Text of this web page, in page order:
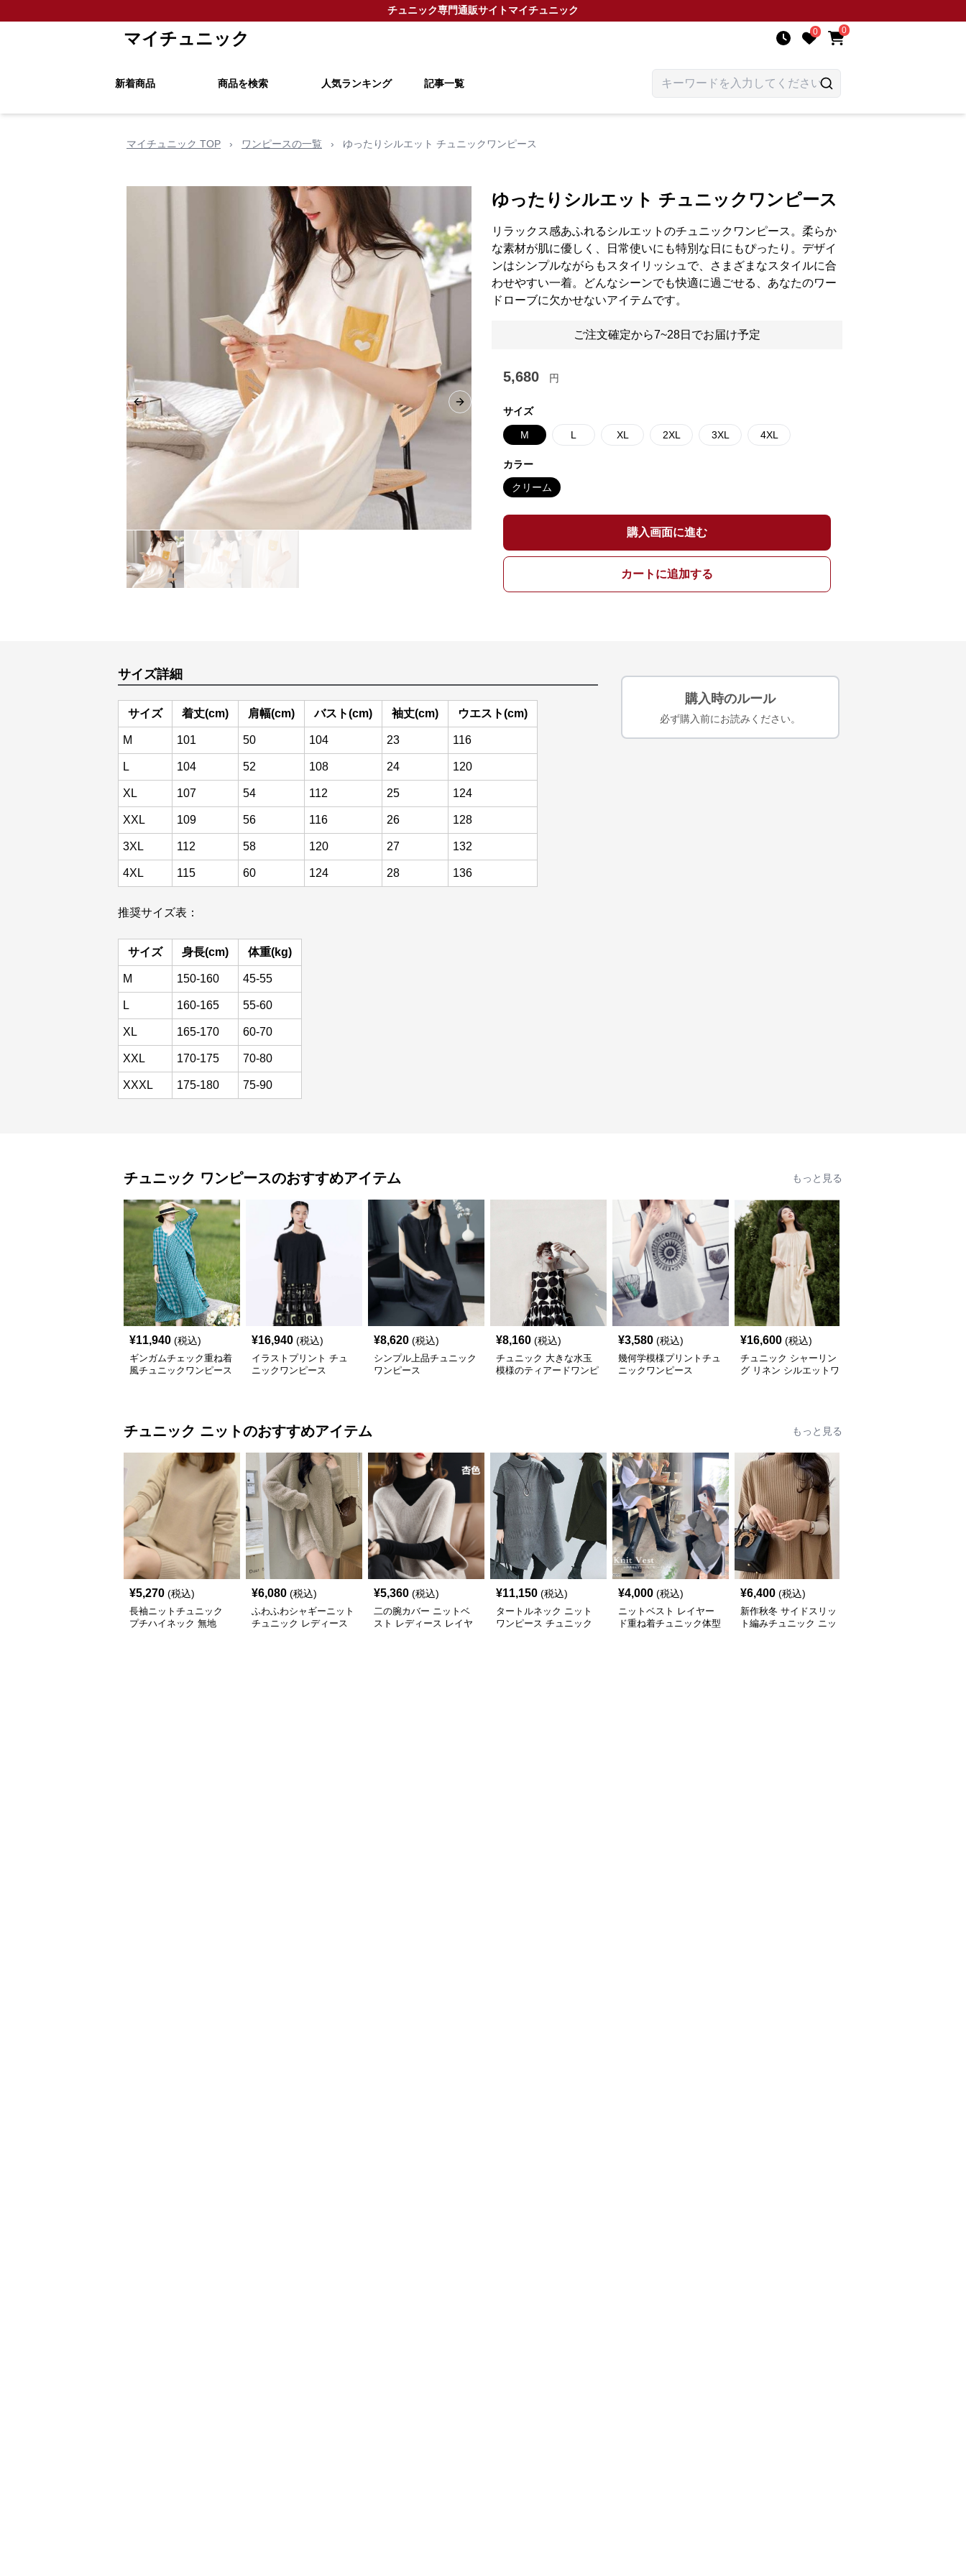
チュニック専門通販サイトマイチュニック
マイチュニック 0 0
新着商品 商品を検索 人気ランキング 記事一覧
マイチュニック TOP › ワンピースの一覧 › ゆったりシルエット チュニックワンピース
Previous slide Next slide
ゆったりシルエット チュニックワンピース
リラックス感あふれるシルエットのチュニックワンピース。柔らか
な素材が肌に優しく、日常使いにも特別な日にもぴったり。デザイ
ンはシンプルながらもスタイリッシュで、さまざまなスタイルに合
わせやすい一着。どんなシーンでも快適に過ごせる、あなたのワー
ドローブに欠かせないアイテムです。
ご注文確定から7~28日でお届け予定
5,680 円
サイズ
M L XL 2XL 3XL 4XL
カラー
クリーム
購入画面に進む
カートに追加する
サイズ詳細
サイズ 着丈(cm) 肩幅(cm) バスト(cm) 袖丈(cm) ウエスト(cm)
M 101 50 104 23 116
L 104 52 108 24 120
XL 107 54 112 25 124
XXL 109 56 116 26 128
3XL 112 58 120 27 132
4XL 115 60 124 28 136
推奨サイズ表：
サイズ 身長(cm) 体重(kg)
M 150-160 45-55
L 160-165 55-60
XL 165-170 60-70
XXL 170-175 70-80
XXXL 175-180 75-90
購入時のルール
必ず購入前にお読みください。
チュニック ワンピースのおすすめアイテム もっと見る
¥11,940 (税込)
ギンガムチェック重ね着
風チュニックワンピース
¥16,940 (税込)
イラストプリント チュ
ニックワンピース
¥8,620 (税込)
シンプル上品チュニック
ワンピース
¥8,160 (税込)
チュニック 大きな水玉
模様のティアードワンピ
¥3,580 (税込)
幾何学模様プリントチュ
ニックワンピース
¥16,600 (税込)
チュニック シャーリン
グ リネン シルエットワ
チュニック ニットのおすすめアイテム もっと見る
¥5,270 (税込)
長袖ニットチュニック
プチハイネック 無地
¥6,080 (税込)
ふわふわシャギーニット
チュニック レディース
¥5,360 (税込)
二の腕カバー ニットベ
スト レディース レイヤ
¥11,150 (税込)
タートルネック ニット
ワンピース チュニック
¥4,000 (税込)
ニットベスト レイヤー
ド重ね着チュニック体型
¥6,400 (税込)
新作秋冬 サイドスリッ
ト編みチュニック ニッ